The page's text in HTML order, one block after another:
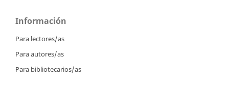
Información
Para lectores/as
Para autores/as
Para bibliotecarios/as